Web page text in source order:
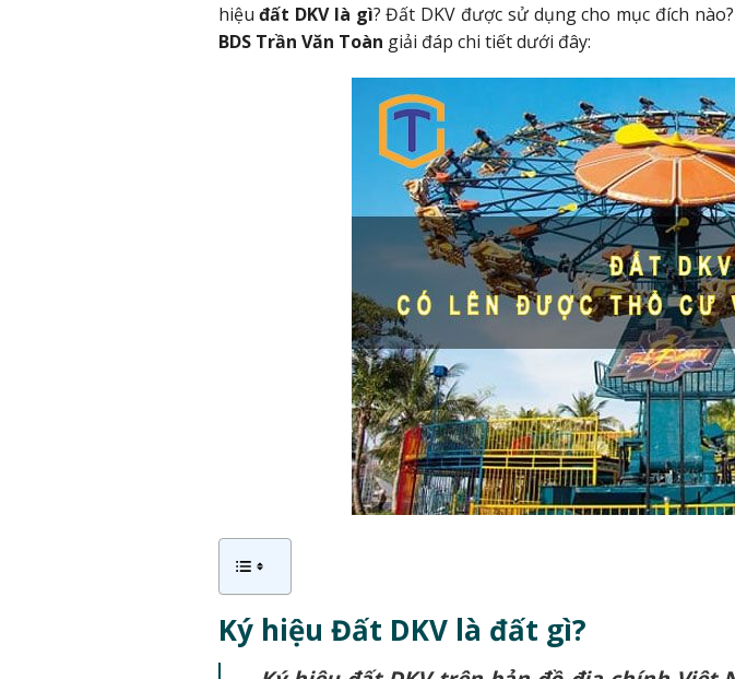
hiệuđất DKV là gì? Đất DKV được sử dụng cho mục đích
BDS Trần Văn Toàn giải đáp chi tiết dưới đây:
Ký hiệu Đất DKV là đất gì?